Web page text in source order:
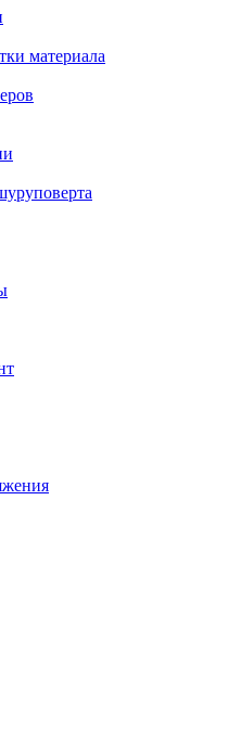
материала